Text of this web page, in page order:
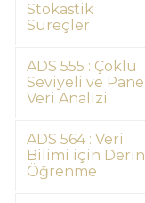
Stokastik
Süreçler
ADS 555 : Çoklu
Seviyeli ve Panel
Veri Analizi
ADS 564 : Veri
Bilimi için Derin
Öğrenme